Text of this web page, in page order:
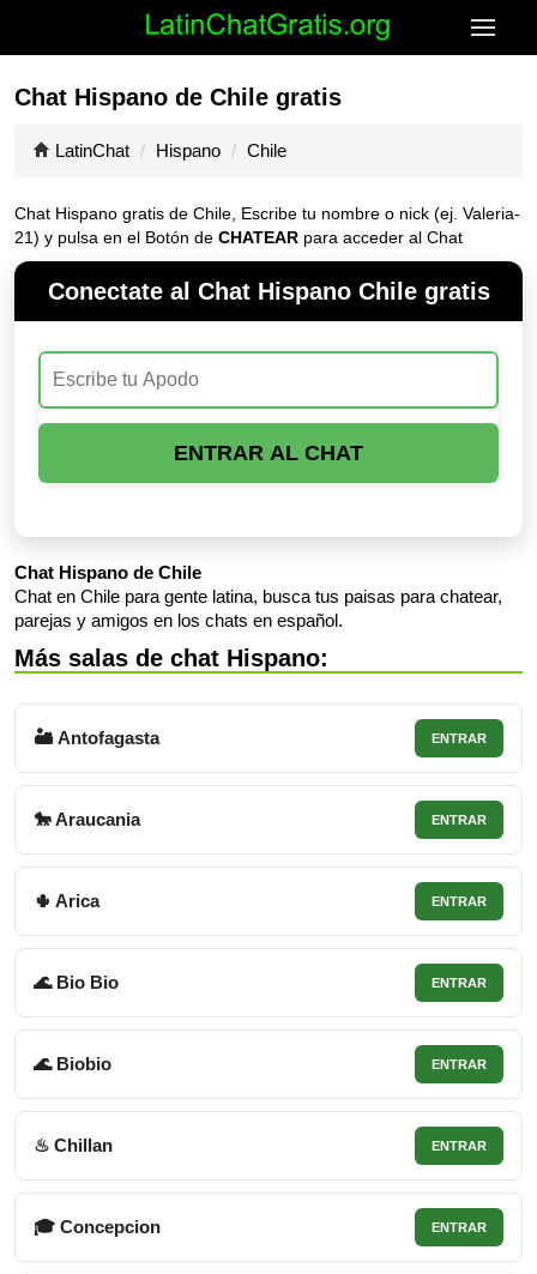
Chat Hispano de Chile gratis
LatinChat Hispano Chile
Chat Hispano gratis de Chile, Escribe tu nombre o nick (ej. Valeria-
21) y pulsa en el Botón de CHATEAR para acceder al Chat
Conectate al Chat Hispano Chile gratis
ENTRAR AL CHAT
Chat Hispano de Chile
Chat en Chile para gente latina, busca tus paisas para chatear,
parejas y amigos en los chats en español.
Más salas de chat Hispano:
🏜 Antofagasta ENTRAR
🐎 Araucania ENTRAR
🌵 Arica ENTRAR
🌊 Bio Bio ENTRAR
🌊 Biobio ENTRAR
♨ Chillan ENTRAR
🎓 Concepcion ENTRAR